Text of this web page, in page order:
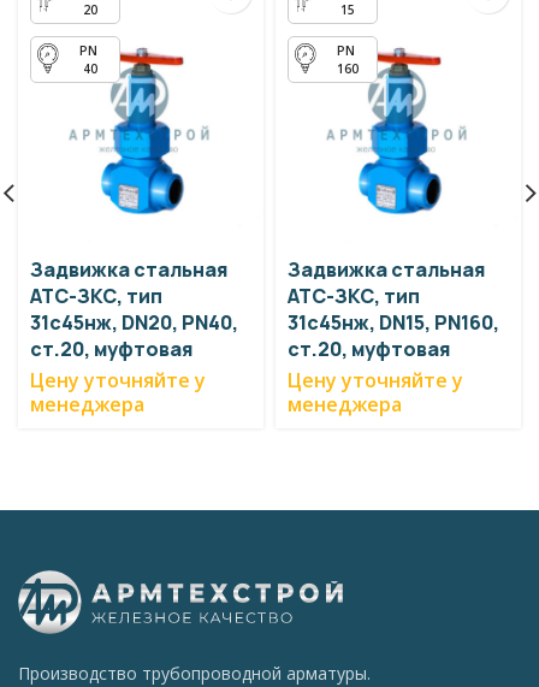
20
40
Задвижка стальная
АТС-ЗКС, тип
31с45нж, DN20, PN40,
ст.20, муфтовая
Цену уточняйте у
менеджера
15
160
Задвижка стальная
АТС-ЗКС, тип
31с45нж, DN15, PN160,
ст.20, муфтовая
Цену уточняйте у
менеджера
Производство трубопроводной арматуры.